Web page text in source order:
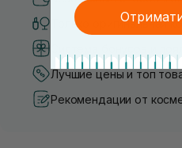
Только оригинальная
Лучшие цены и топ
Рекомендации от